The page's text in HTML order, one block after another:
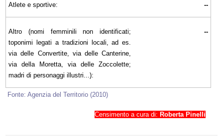
Atlete e sportive: --
Altro (nomi femminili non identificati;
toponimi legati a tradizioni locali, ad es.
via delle Convertite, via delle Canterine,
via della Moretta, via delle Zoccolette;
madri di personaggi illustri...):
--
Fonte: Agenzia del Territorio (2010)
Censimento a cura di: Roberta Pinelli